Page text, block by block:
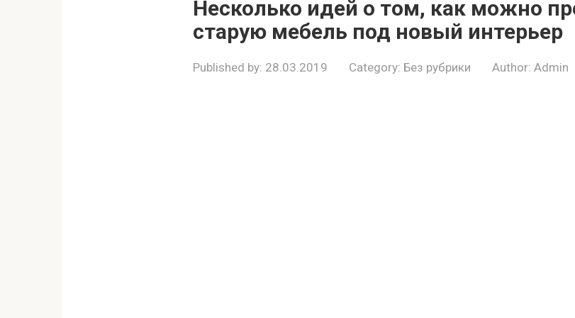
Несколько идей о том, как можно
старую мебель под новый интерьер
Published by: 28.03.2019 Category: Без рубрики Author: Admin